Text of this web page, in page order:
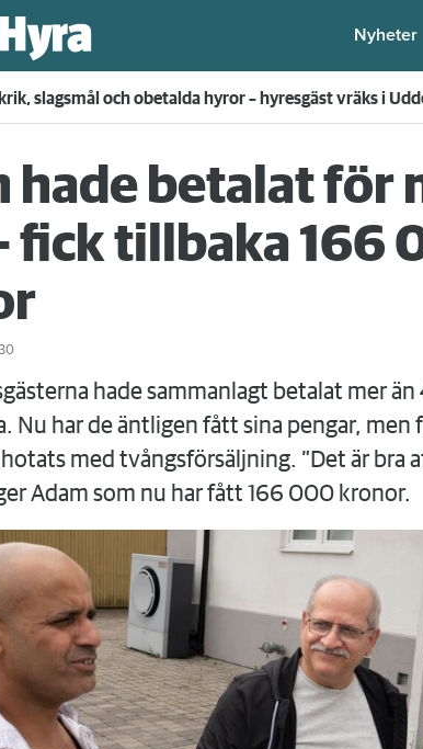
Nyheter
året i rad – nu sätter skiljemän hyran för 172 000
hade betalat för
fick tillbaka 166
hade sammanlagt betalat mer
Nu har de äntligen fått sina pengar, men
med tvångsförsäljning. ”Det är bra
Adam som nu har fått 166 000 kronor.